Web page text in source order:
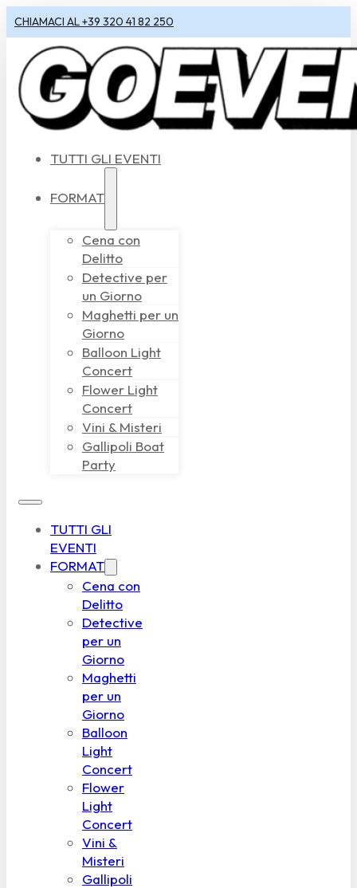
CHIAMACI AL +39 320 41 82 250
TUTTI GLI EVENTI
FORMAT
Cena con
Delitto
Detective per
un Giorno
Maghetti per un
Giorno
Balloon Light
Concert
Flower Light
Concert
Vini & Misteri
Gallipoli Boat
Party
TUTTI GLI
EVENTI
FORMAT
Cena con
Delitto
Detective
per un
Giorno
Maghetti
per un
Giorno
Balloon
Light
Concert
Flower
Light
Concert
Vini &
Misteri
Gallipoli